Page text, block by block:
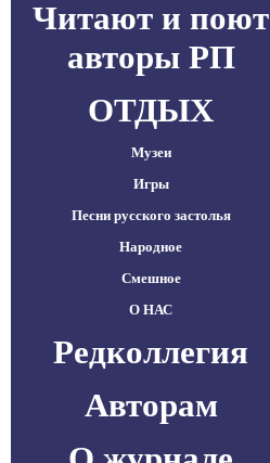
Читают и поют
авторы РП
ОТДЫХ
Музеи
Игры
Песни русского застолья
Народное
Смешное
О НАС
Редколлегия
Авторам